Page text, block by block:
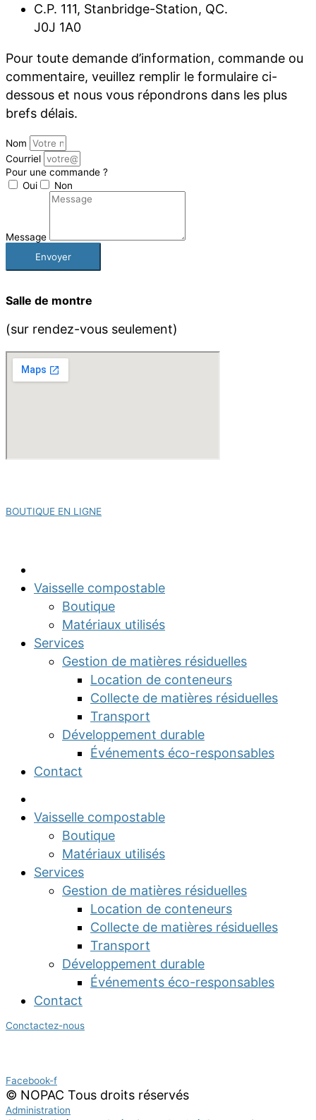
C.P. 111, Stanbridge-Station, QC.
J0J 1A0
Pour toute demande d’information, commande ou
commentaire, veuillez remplir le formulaire ci-
dessous et nous vous répondrons dans les plus
brefs délais.
Nom
Courriel
Pour une commande ?
Oui
Non
Message
Envoyer
Salle de montre
(sur rendez-vous seulement)
BOUTIQUE EN LIGNE
Vaisselle compostable
Boutique
Matériaux utilisés
Services
Gestion de matières résiduelles
Location de conteneurs
Collecte de matières résiduelles
Transport
Développement durable
Événements éco-responsables
Contact
Vaisselle compostable
Boutique
Matériaux utilisés
Services
Gestion de matières résiduelles
Location de conteneurs
Collecte de matières résiduelles
Transport
Développement durable
Événements éco-responsables
Contact
Conctactez-nous
Facebook-f
© NOPAC Tous droits réservés
Administration